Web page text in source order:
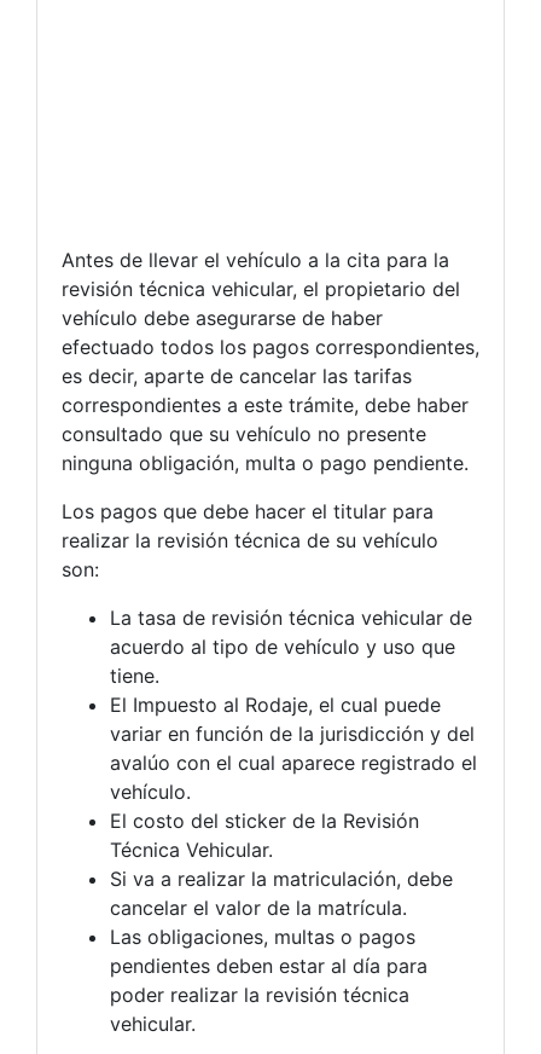
Antes de llevar el vehículo a la cita para la
revisión técnica vehicular, el propietario del
vehículo debe asegurarse de haber
efectuado todos los pagos correspondientes,
es decir, aparte de cancelar las tarifas
correspondientes a este trámite, debe haber
consultado que su vehículo no presente
ninguna obligación, multa o pago pendiente.
Los pagos que debe hacer el titular para
realizar la revisión técnica de su vehículo
son:
La tasa de revisión técnica vehicular de
acuerdo al tipo de vehículo y uso que
tiene.
El Impuesto al Rodaje, el cual puede
variar en función de la jurisdicción y del
avalúo con el cual aparece registrado el
vehículo.
El costo del sticker de la Revisión
Técnica Vehicular.
Si va a realizar la matriculación, debe
cancelar el valor de la matrícula.
Las obligaciones, multas o pagos
pendientes deben estar al día para
poder realizar la revisión técnica
vehicular.